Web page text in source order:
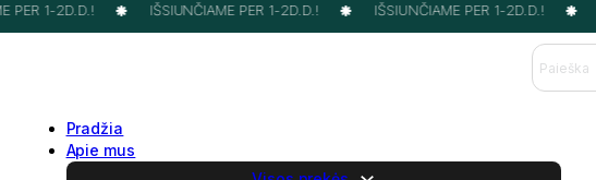
PER 1-2D.D.! IŠSIUNČIAME PER 1-2D.D.! IŠSIUNČIAME PER 1-2D.D.!
Pradžia
Apie mus